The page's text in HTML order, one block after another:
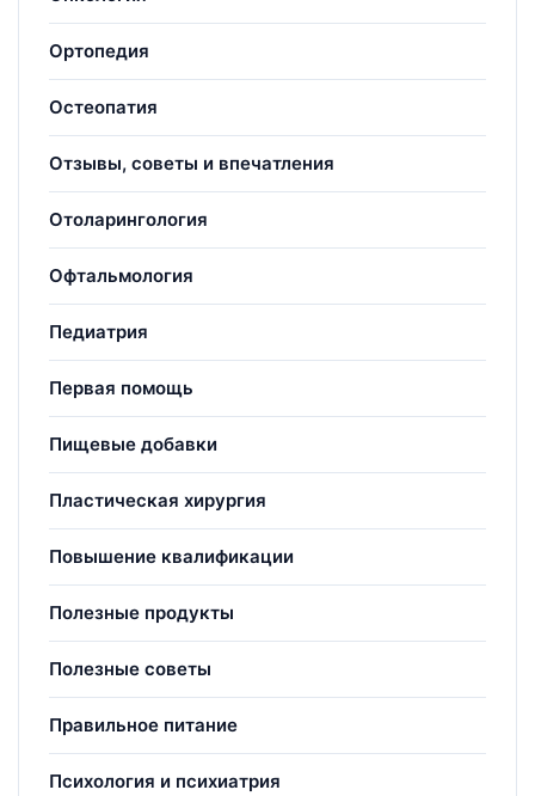
Ортопедия
Остеопатия
Отзывы, советы и впечатления
Отоларингология
Офтальмология
Педиатрия
Первая помощь
Пищевые добавки
Пластическая хирургия
Повышение квалификации
Полезные продукты
Полезные советы
Правильное питание
Психология и психиатрия